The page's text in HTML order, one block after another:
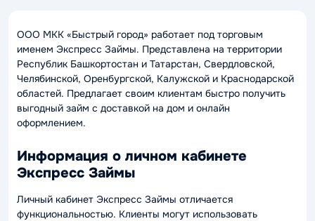
ООО МКК «Быстрый город» работает под торговым
именем Экспресс Займы. Представлена на территории
Республик Башкортостан и Татарстан, Свердловской,
Челябинской, Оренбургской, Калужской и Краснодарской
областей. Предлагает своим клиентам быстро получить
выгодный займ с доставкой на дом и онлайн
оформлением.
Информация о личном кабинете
Экспресс Займы
Личный кабинет Экспресс Займы отличается
функциональностью. Клиенты могут использовать